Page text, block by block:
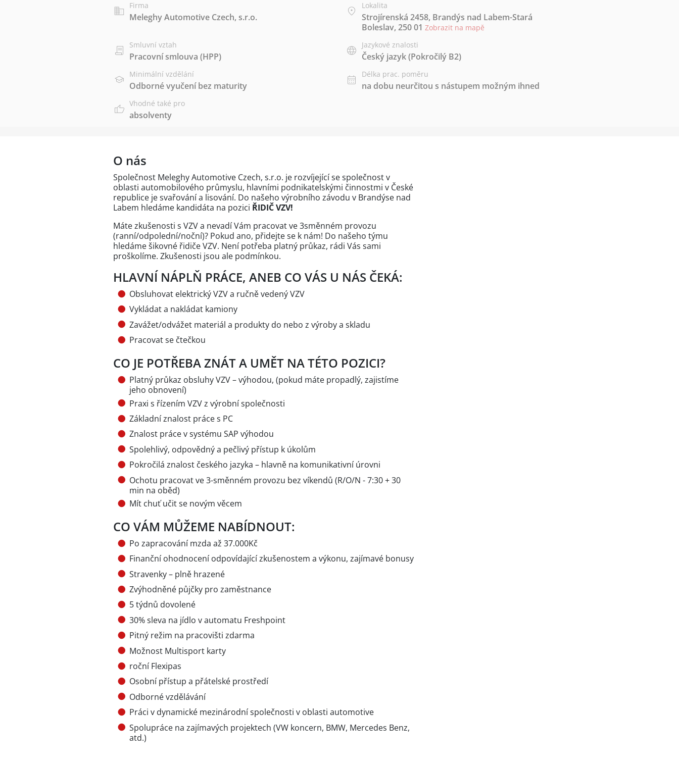
Firma
Meleghy Automotive Czech, s.r.o.
Lokalita
Strojírenská 2458, Brandýs nad Labem-Stará
Boleslav, 250 01 Zobrazit na mapě
Smluvní vztah
Pracovní smlouva (HPP)
Jazykové znalosti
Český jazyk(Pokročilý B2)
Minimální vzdělání
Odborné vyučení bez maturity
Délka prac. poměru
na dobu neurčitou s nástupem možným ihned
Vhodné také pro
absolventy
O nás
Společnost Meleghy Automotive Czech, s.r.o. je rozvíjející se společnost v
oblasti automobilového průmyslu, hlavními podnikatelskými činnostmi v České
republice je svařování a lisování. Do našeho výrobního závodu v Brandýse nad
Labem hledáme kandidáta na pozici ŘIDIČ VZV!
Máte zkušenosti s VZV a nevadí Vám pracovat ve 3směnném provozu
(ranní/odpolední/noční)? Pokud ano, přidejte se k nám! Do našeho týmu
hledáme šikovné řidiče VZV. Není potřeba platný průkaz, rádi Vás sami
proškolíme. Zkušenosti jsou ale podmínkou.
HLAVNÍ NÁPLŇ PRÁCE, ANEB CO VÁS U NÁS ČEKÁ:
Obsluhovat elektrický VZV a ručně vedený VZV
Vykládat a nakládat kamiony
Zavážet/odvážet materiál a produkty do nebo z výroby a skladu
Pracovat se čtečkou
CO JE POTŘEBA ZNÁT A UMĚT NA TÉTO POZICI?
Platný průkaz obsluhy VZV – výhodou, (pokud máte propadlý, zajistíme
jeho obnovení)
Praxi s řízením VZV z výrobní společnosti
Základní znalost práce s PC
Znalost práce v systému SAP výhodou
Spolehlivý, odpovědný a pečlivý přístup k úkolům
Pokročilá znalost českého jazyka – hlavně na komunikativní úrovni
Ochotu pracovat ve 3-směnném provozu bez víkendů (R/O/N - 7:30 + 30
min na oběd)
Mít chuť učit se novým věcem
CO VÁM MŮŽEME NABÍDNOUT:
Po zapracování mzda až 37.000Kč
Finanční ohodnocení odpovídající zkušenostem a výkonu, zajímavé bonusy
Stravenky – plně hrazené
Zvýhodněné půjčky pro zaměstnance
5 týdnů dovolené
30% sleva na jídlo v automatu Freshpoint
Pitný režim na pracovišti zdarma
Možnost Multisport karty
roční Flexipas
Osobní přístup a přátelské prostředí
Odborné vzdělávání
Práci v dynamické mezinárodní společnosti v oblasti automotive
Spolupráce na zajímavých projektech (VW koncern, BMW, Mercedes Benz,
atd.)